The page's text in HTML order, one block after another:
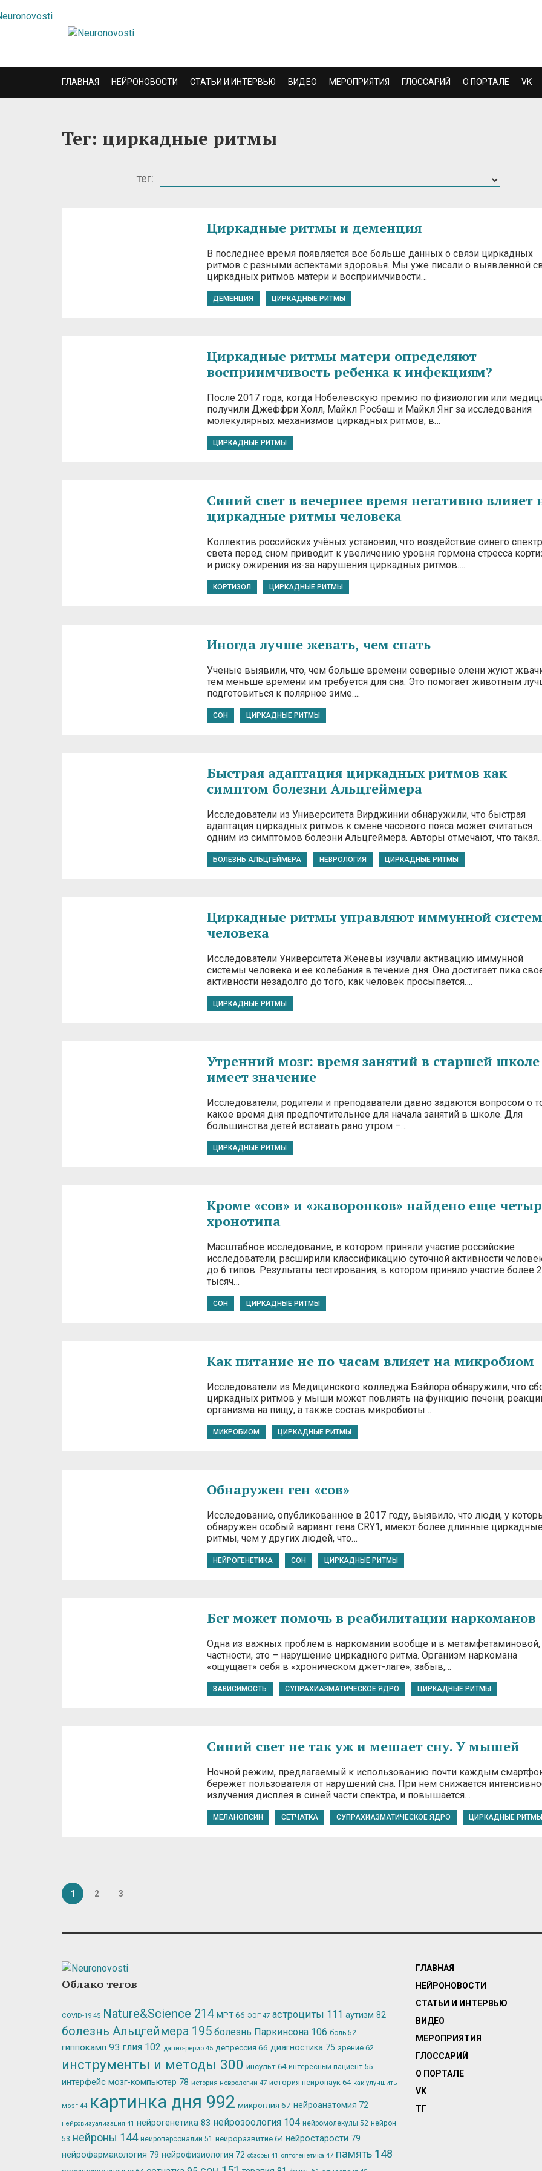
ГЛАВНАЯ НЕЙРОНОВОСТИ СТАТЬИ И ИНТЕРВЬЮ ВИДЕО МЕРОПРИЯТИЯ ГЛОССАРИЙ О ПОРТАЛЕ VK
Тег: циркадные ритмы
тег:
Циркадные ритмы и деменция
В последнее время появляется все больше данных о связи циркадных
ритмов с разными аспектами здоровья. Мы уже писали о выявленной
циркадных ритмов матери и восприимчивости…
ДЕМЕНЦИЯ ЦИРКАДНЫЕ РИТМЫ
Циркадные ритмы матери определяют
восприимчивость ребенка к инфекциям?
После 2017 года, когда Нобелевскую премию по физиологии или
получили Джеффри Холл, Майкл Росбаш и Майкл Янг за исследования
молекулярных механизмов циркадных ритмов, в…
ЦИРКАДНЫЕ РИТМЫ
Синий свет в вечернее время негативно влияет
циркадные ритмы человека
Коллектив российских учёных установил, что воздействие синего
света перед сном приводит к увеличению уровня гормона стресса
и риску ожирения из-за нарушения циркадных ритмов….
КОРТИЗОЛ ЦИРКАДНЫЕ РИТМЫ
Иногда лучше жевать, чем спать
Ученые выявили, что, чем больше времени северные олени жуют
тем меньше времени им требуется для сна. Это помогает животным
подготовиться к полярное зиме….
СОН ЦИРКАДНЫЕ РИТМЫ
Быстрая адаптация циркадных ритмов как
симптом болезни Альцгеймера
Исследователи из Университета Вирджинии обнаружили, что быстрая
адаптация циркадных ритмов к смене часового пояса может считаться
одним из симптомов болезни Альцгеймера. Авторы отмечают, что
БОЛЕЗНЬ АЛЬЦГЕЙМЕРА НЕВРОЛОГИЯ ЦИРКАДНЫЕ РИТМЫ
Циркадные ритмы управляют иммунной
человека
Исследователи Университета Женевы изучали активацию иммунной
системы человека и ее колебания в течение дня. Она достигает пика
активности незадолго до того, как человек просыпается….
ЦИРКАДНЫЕ РИТМЫ
Утренний мозг: время занятий в старшей школе
имеет значение
Исследователи, родители и преподаватели давно задаются вопросом о
какое время дня предпочтительнее для начала занятий в школе. Для
большинства детей вставать рано утром –…
ЦИРКАДНЫЕ РИТМЫ
Кроме «сов» и «жаворонков» найдено еще
хронотипа
Масштабное исследование, в котором приняли участие российские
исследователи, расширили классификацию суточной активности
до 6 типов. Результаты тестирования, в котором приняло участие более 2
тысяч…
СОН ЦИРКАДНЫЕ РИТМЫ
Как питание не по часам влияет на микробиом
Исследователи из Медицинского колледжа Бэйлора обнаружили, что
циркадных ритмов у мыши может повлиять на функцию печени,
организма на пищу, а также состав микробиоты…
МИКРОБИОМ ЦИРКАДНЫЕ РИТМЫ
Обнаружен ген «сов»
Исследование, опубликованное в 2017 году, выявило, что люди, у
обнаружен особый вариант гена CRY1, имеют более длинные циркадные
ритмы, чем у других людей, что…
НЕЙРОГЕНЕТИКА СОН ЦИРКАДНЫЕ РИТМЫ
Бег может помочь в реабилитации наркоманов
Одна из важных проблем в наркомании вообще и в метамфетаминовой,
частности, это – нарушение циркадного ритма. Организм наркомана
«ощущает» себя в «хроническом джет-лаге», забыв,…
ЗАВИСИМОСТЬ СУПРАХИАЗМАТИЧЕСКОЕ ЯДРО ЦИРКАДНЫЕ РИТМЫ
Синий свет не так уж и мешает сну. У мышей
Ночной режим, предлагаемый к использованию почти каждым
бережет пользователя от нарушений сна. При нем снижается
излучения дисплея в синей части спектра, и повышается…
МЕЛАНОПСИН СЕТЧАТКА СУПРАХИАЗМАТИЧЕСКОЕ ЯДРО ЦИРКАДНЫЕ РИТМЫ
1 2 3
Облако тегов
COVID-19 45 Nature&Science 214 МРТ66 ЭЭГ 47 астроциты 111 аутизм 82
болезнь Альцгеймера 195 болезнь Паркинсона 106 боль 52
гиппокамп 93 глия 102 данио-рерио 45 депрессия 66 диагностика 75 зрение 62
инструменты и методы 300 инсульт 64 интересный пациент 55
интерфейс мозг-компьютер 78 история неврологии 47 история нейронаук 64 как улучшить
мозг 44 картинка дня 992 микроглия 67 нейроанатомия 72
нейровизуализация 41 нейрогенетика 83 нейрозоология 104 нейромолекулы 52 нейрон
53 нейроны 144 нейроперсоналии 51 нейроразвитие 64 нейростарости 79
нейрофармакология 79 нейрофизиология 72 обзоры 41 оптогенетика 47 память 148
ГЛАВНАЯ
НЕЙРОНОВОСТИ
СТАТЬИ И ИНТЕРВЬЮ
ВИДЕО
МЕРОПРИЯТИЯ
ГЛОССАРИЙ
О ПОРТАЛЕ
VK
ТГ